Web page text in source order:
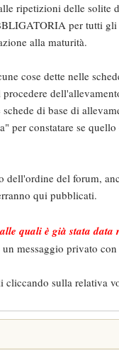
ripetizioni delle
per tutti
alla maturità.
cose dette nelle
di base di
per constatare se
dell'ordine del forum,
qui pubblicati.
quali è già stata
messaggio privato
sulla relativa